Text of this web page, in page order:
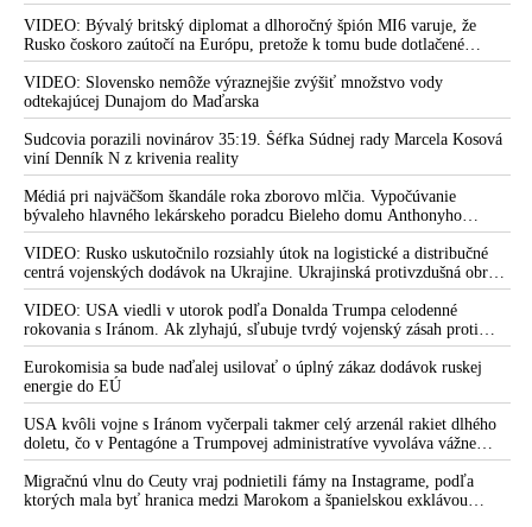
VIDEO: Bývalý britský diplomat a dlhoročný špión MI6 varuje, že
Rusko čoskoro zaútočí na Európu, pretože k tomu bude dotlačené
rovnako, ako bolo dotlačené k invázii na Ukrajinu v roku 2022.
Zelenskyj medzitým v Kyjeve naliehal na zhromaždených diplomatov,
aby vo svete zháňali energie pre Ukrajinu na zimu. Putin vraj bude
mobilizovať a vojna sa do zimy pravdepodobne neskončí
VIDEO: Slovensko nemôže výraznejšie zvýšiť množstvo vody
odtekajúcej Dunajom do Maďarska
Sudcovia porazili novinárov 35:19. Šéfka Súdnej rady Marcela Kosová
viní Denník N z krivenia reality
Médiá pri najväčšom škandále roka zborovo mlčia. Vypočúvanie
bývaleho hlavného lekárskeho poradcu Bieleho domu Anthonyho
Fauciho pred výborom amerického Senátu väčšina médií ignorovala
VIDEO: Rusko uskutočnilo rozsiahly útok na logistické a distribučné
centrá vojenských dodávok na Ukrajine. Ukrajinská protivzdušná obrana
nedokázala počas ničivého nočného útoku na Kyjev a jeho okolie
zachytiť ani jednu ruskú raketu
VIDEO: USA viedli v utorok podľa Donalda Trumpa celodenné
rokovania s Iránom. Ak zlyhajú, sľubuje tvrdý vojenský zásah proti
Teheránu
Eurokomisia sa bude naďalej usilovať o úplný zákaz dodávok ruskej
energie do EÚ
USA kvôli vojne s Iránom vyčerpali takmer celý arzenál rakiet dlhého
doletu, čo v Pentagóne a Trumpovej administratíve vyvoláva vážne
obavy o bojaschopnosť americkej armády v prípade vypuknutia
konfliktu s Čínou alebo Ruskom
Migračnú vlnu do Ceuty vraj podnietili fámy na Instagrame, podľa
ktorých mala byť hranica medzi Marokom a španielskou exklávou